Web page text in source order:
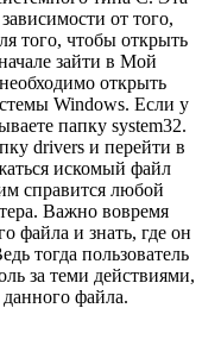
от того,
того, чтобы открыть
зайти в Мой
открыть
Windows. Если у
папку system32.
drivers и перейти в
искомый файл
справится любой
Важно вовремя
файла и знать, где он
тогда пользователь
за теми действиями,
файла.